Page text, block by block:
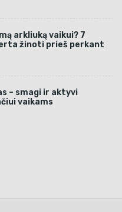
arkliuką vaikui? 7
žinoti prieš perkant
– smagi ir aktyvi
vaikams